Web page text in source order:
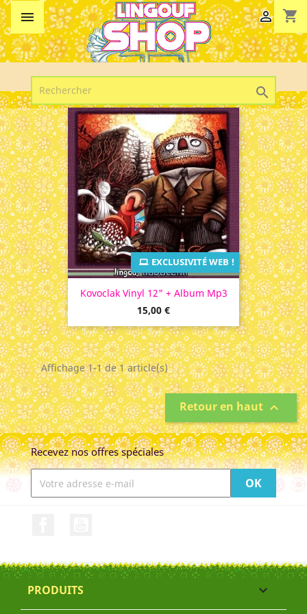
 shopping_cart


Kovoclak Vinyl 12" + Album Mp3
Prix
15,00 €
EXCLUSIVITÉ WEB !
Affichage 1-1 de 1 article(s)
Retour en haut 
Recevez nos offres spéciales
PRODUITS 